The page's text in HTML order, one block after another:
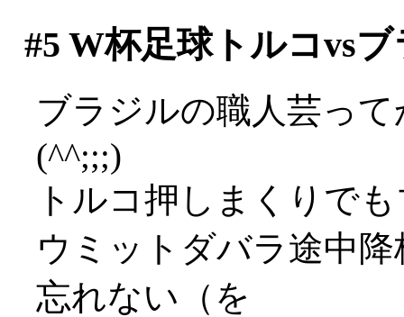
#5 W杯足球トルコvs
ブラジルの職人芸っ
(^^;;;)
トルコ押しまくりで
ウミットダバラ途中
忘れない（を